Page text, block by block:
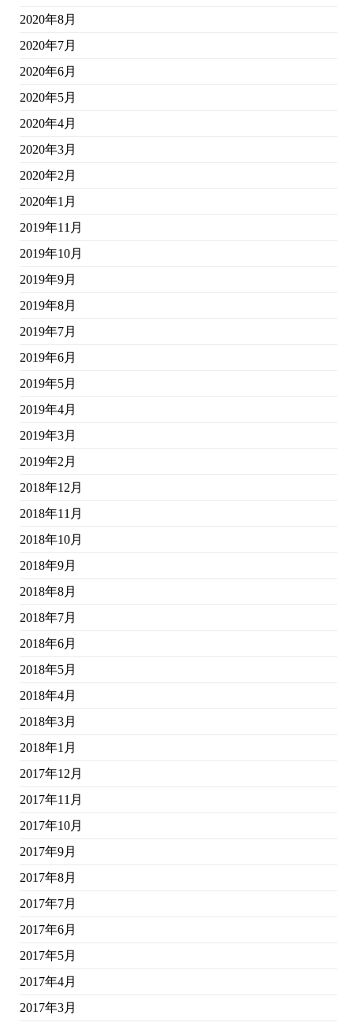
2020年8月
2020年7月
2020年6月
2020年5月
2020年4月
2020年3月
2020年2月
2020年1月
2019年11月
2019年10月
2019年9月
2019年8月
2019年7月
2019年6月
2019年5月
2019年4月
2019年3月
2019年2月
2018年12月
2018年11月
2018年10月
2018年9月
2018年8月
2018年7月
2018年6月
2018年5月
2018年4月
2018年3月
2018年1月
2017年12月
2017年11月
2017年10月
2017年9月
2017年8月
2017年7月
2017年6月
2017年5月
2017年4月
2017年3月